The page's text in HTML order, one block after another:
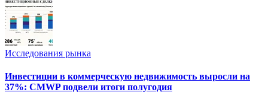
Исследования рынка
Инвестиции в коммерческую недвижимость выросли на
37%: CMWP подвели итоги полугодия